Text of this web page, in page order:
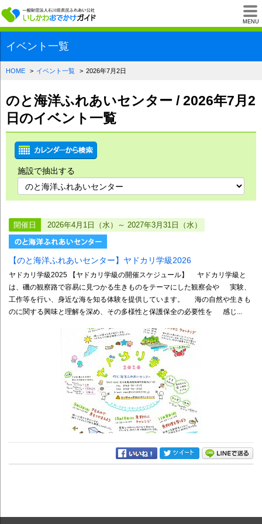
MENU
一般財団法人石川
イベント一覧
HOME イベント一覧 2026年7月2日
のと海洋ふれあいセンター / 2026年7月2
日のイベント一覧
施設で抽出する
開催日 2026年4月1日（水）～ 2027年3月31日（水）
【のと海洋ふれあいセンター】ヤドカリ学級2026
ヤドカリ学級2025 【ヤドカリ学級の開催スケジュール】 ヤドカリ学級と
は、磯の観察路で容易に見つかる生きものをテーマにした観察会や 実験、
工作等を行い、身近な海を知る体験を提供しています。 海の自然や生きも
のに関する興味と理解を深め、その多様性と保護保全の必要性を 感じ...